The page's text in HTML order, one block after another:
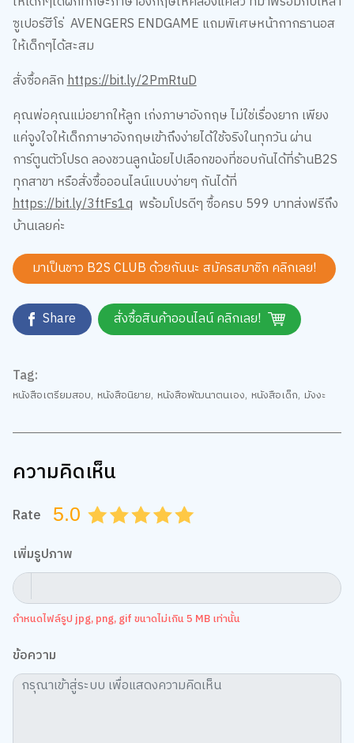
ซูเปอร์ฮีโร่ AVENGERS ENDGAME แถมพิเศษหน้ากากธานอส
ให้เด็กๆได้สะสม
สั่งซื้อคลิก https://bit.ly/2PmRtuD
คุณพ่อคุณแม่อยากให้ลูก เก่งภาษาอังกฤษ ไม่ใช่เรื่องยาก เพียง
แค่จูงใจให้เด็กภาษาอังกฤษเข้าถึงง่ายได้ใช้จริงในทุกวัน ผ่าน
การ์ตูนตัวโปรด ลองชวนลูกน้อยไปเลือกของที่ชอบกันได้ที่ร้านB2S
ทุกสาขา หรือสั่งซื้อออนไลน์แบบง่ายๆ กันได้ที่
https://bit.ly/3ftFs1q
พร้อมโปรดีๆ ซื้อครบ 599 บาทส่งฟรีถึง
บ้านเลยค่ะ
มาเป็นชาว B2S CLUB ด้วยกันนะ สมัครสมาชิกคลิกเลย!
Share สั่งซื้อสินค้าออนไลน์ คลิกเลย!
Tag:
หนังสือเตรียมสอบ
ความคิดเห็น
Rate 5.0 4.5
4.0
3.5
3.0
2.5
2.0
1.5
1.0
0.5
เพิ่มรูปภาพ
กำหนดไฟล์รูป jpg, png, gif ขนาดไม่เกิน 5 MB เท่านั้น
ข้อความ